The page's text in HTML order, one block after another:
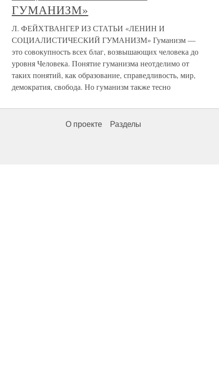
ГУМАНИЗМ»
Л. ФЕЙХТВАНГЕР ИЗ СТАТЬИ «ЛЕНИН И
СОЦИАЛИСТИЧЕСКИЙ ГУМАНИЗМ» Гуманизм —
это совокупность всех благ, возвышающих человека до
уровня Человека. Понятие гуманизма неотделимо от
таких понятий, как образование, справедливость, мир,
демократия, свобода. Но гуманизм также тесно
О проекте Разделы